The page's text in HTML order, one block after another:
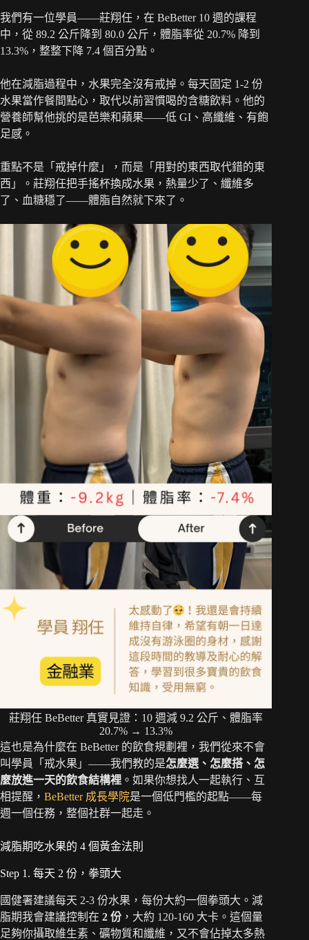
我們有一位學員——莊翔任，在 BeBetter 10 週的課程
中，從 89.2 公斤降到 80.0 公斤，體脂率從 20.7% 降到
13.3%，整整下降 7.4 個百分點。
他在減脂過程中，水果完全沒有戒掉。每天固定 1-2 份
水果當作餐間點心，取代以前習慣喝的含糖飲料。他的
營養師幫他挑的是芭樂和蘋果——低 GI、高纖維、有飽
足感。
重點不是「戒掉什麼」，而是「用對的東西取代錯的東
西」。莊翔任把手搖杯換成水果，熱量少了、纖維多
了、血糖穩了——體脂自然就下來了。
莊翔任 BeBetter 真實見證：10 週減 9.2 公斤、體脂率
20.7% → 13.3%
這也是為什麼在 BeBetter 的飲食規劃裡，我們從來不會
叫學員「戒水果」——我們教的是怎麼選、怎麼搭、怎
麼放進一天的飲食結構裡 。如果你想找人一起執行、互
相提醒， BeBetter 成長學院是一個低門檻的起點——每
週一個任務，整個社群一起走。
減脂期吃水果的 4 個黃金法則
Step 1. 每天 2 份，拳頭大
國健署建議每天 2-3 份水果，每份大約一個拳頭大。減
脂期我會建議控制在 2 份 ，大約 120-160 大卡。這個量
足夠你攝取維生素、礦物質和纖維，又不會佔掉太多熱